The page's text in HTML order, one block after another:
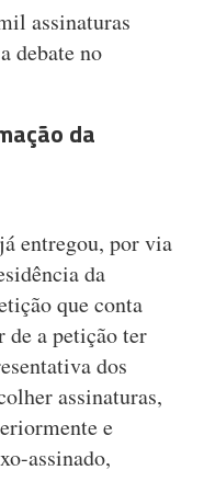
assinaturas
debate no
da
entregou, por via
da
que conta
de a petição ter
dos
assinaturas,
e
assinado,